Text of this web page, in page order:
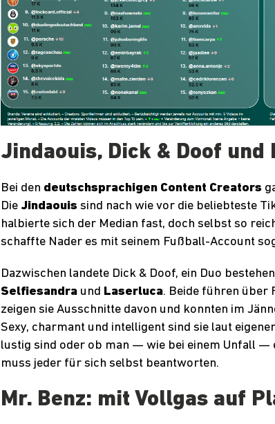
Jindaouis, Dick & Doof und
Bei den deutschsprachigen Content Creators
Die Jindaouis sind nach wie vor die beliebteste
halbierte sich der Median fast, doch selbst so
schaffte Nader es mit seinem Fußball-Account
Dazwischen landete Dick & Doof, ein Duo
Selfiesandra und Laserluca. Beide führen über
zeigen sie Ausschnitte davon und konnten im
Sexy, charmant und intelligent sind sie laut
lustig sind oder ob man — wie bei einem Unfall —
muss jeder für sich selbst beantworten.
Mr. Benz: mit Vollgas auf